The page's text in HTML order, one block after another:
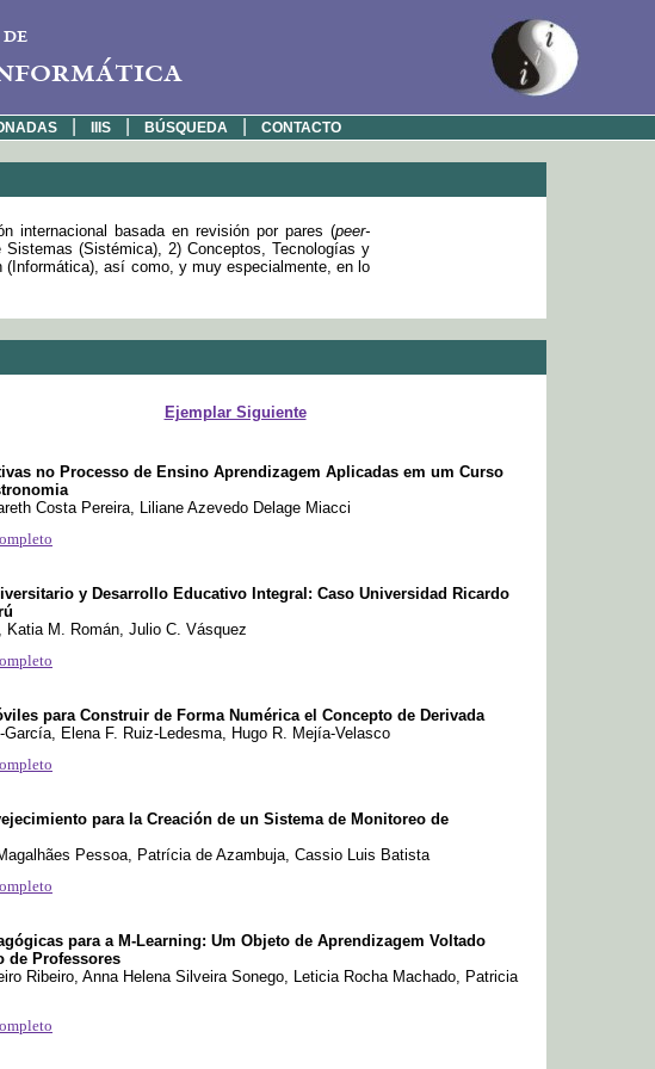
IIIS BÚSQUEDA CONTACTO
internacional basada en revisión por pares (peer-
(Sistémica), 2) Conceptos, Tecnologías y
así como, y muy especialmente, en lo
Ejemplar Siguiente
no Processo de Ensino Aprendizagem Aplicadas em um Curso
Costa Pereira, Liliane Azevedo Delage Miacci
y Desarrollo Educativo Integral: Caso Universidad Ricardo
Katia M. Román, Julio C. Vásquez
para Construir de Forma Numérica el Concepto de Derivada
Elena F. Ruiz-Ledesma, Hugo R. Mejía-Velasco
para la Creación de un Sistema de Monitoreo de
Pessoa, Patrícia de Azambuja, Cassio Luis Batista
para a M-Learning: Um Objeto de Aprendizagem Voltado
de Professores
Ribeiro, Anna Helena Silveira Sonego, Leticia Rocha Machado, Patricia